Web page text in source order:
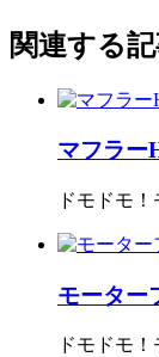
関連する
マフラー
ドモドモ
モーター
ドモドモ